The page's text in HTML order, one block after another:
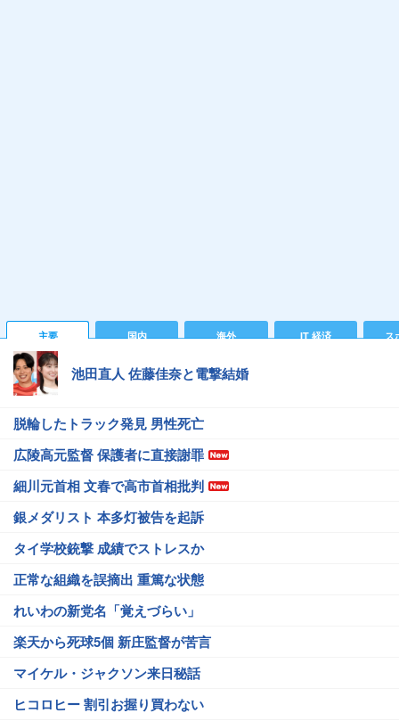
主要 国内 海外 IT 経済 ス
池田直人 佐藤佳奈と電撃結婚
脱輪したトラック発見 男性死亡
広陵高元監督 保護者に直接謝罪
細川元首相 文春で高市首相批判
銀メダリスト 本多灯被告を起訴
タイ学校銃撃 成績でストレスか
正常な組織を誤摘出 重篤な状態
れいわの新党名「覚えづらい」
楽天から死球5個 新庄監督が苦言
マイケル・ジャクソン来日秘話
ヒコロヒー 割引お握り買わない